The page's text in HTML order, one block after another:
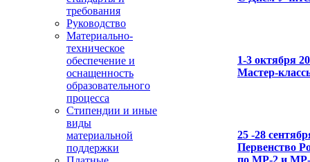
требования
Руководство
Материально-
техническое
обеспечение и
оснащенность
образовательного
процесса
Стипендии и иные
виды
материальной
поддержки
1-3 октября
Мастер-
25 -28
Первенство
по МР-2 и